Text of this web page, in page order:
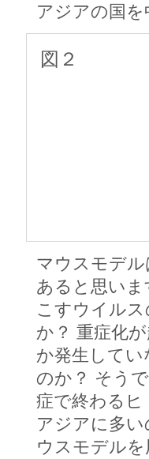
アジアの国
図２
マウスモデ
あると思い
こすウイル
か？ 重症化
か発生して
のか？ そう
症で終わる
アジアに多
ウスモデル